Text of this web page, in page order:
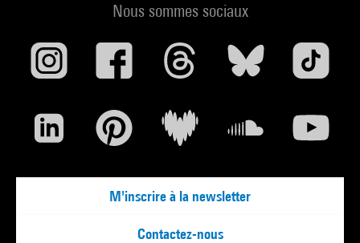
Nous sommes sociaux
M'inscrire à la newsletter
Contactez-nous